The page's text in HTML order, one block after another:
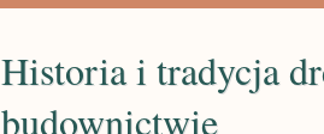
Historia i tradycja
budownictwie